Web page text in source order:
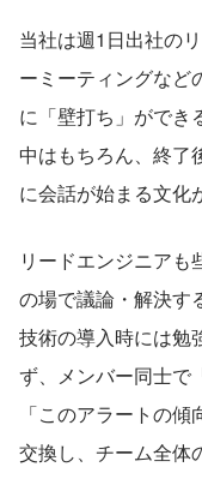
当社は週1日出社の
ーミーティングなど
に「壁打ち」ができ
中はもちろん、終了
に会話が始まる文化
リードエンジニアも
の場で議論・解決す
技術の導入時には勉
ず、メンバー同士で
「このアラートの
交換し、チーム全体